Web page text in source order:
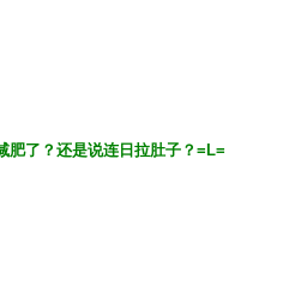
了？还是说连日拉肚子？=L=